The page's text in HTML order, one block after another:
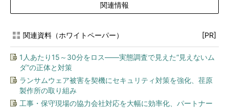
関連情報
関連資料（ホワイトペーパー） [PR]
1人あたり15～30分をロス――実態調査で見えた“見えないム
ダ”の正体と対策
ランサムウェア被害を契機にセキュリティ対策を強化、荏原
製作所の取り組み
工事・保守現場の協力会社対応を大幅に効率化、パートナー